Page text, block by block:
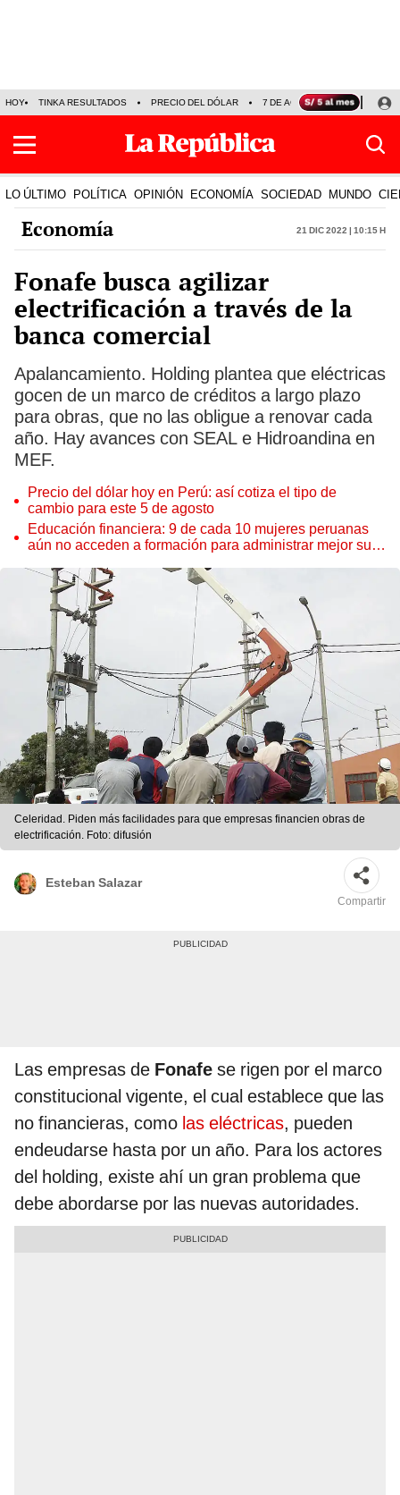
HOY TINKA RESULTADOS PRECIO DEL DÓLAR 7 DE AGOSTO OLLANTA
LO ÚLTIMO POLÍTICA OPINIÓN ECONOMÍA SOCIEDAD MUNDO
Economía 21 Dic 2022 | 10:15 h
Fonafe busca agilizar
electrificación a través de la
banca comercial
Apalancamiento. Holding plantea que eléctricas
gocen de un marco de créditos a largo plazo
para obras, que no las obligue a renovar cada
año. Hay avances con SEAL e Hidroandina en
MEF.
Precio del dólar hoy en Perú: así cotiza el tipo de
cambio para este 5 de agosto
Educación financiera: 9 de cada 10 mujeres peruanas
aún no acceden a formación para administrar mejor su
Celeridad. Piden más facilidades para que empresas financien obras de
electrificación. Foto: difusión
Esteban Salazar
Compartir
Las empresas de Fonafe se rigen por el marco
constitucional vigente, el cual establece que las
no financieras, como las eléctricas, pueden
endeudarse hasta por un año. Para los actores
del holding, existe ahí un gran problema que
debe abordarse por las nuevas autoridades.